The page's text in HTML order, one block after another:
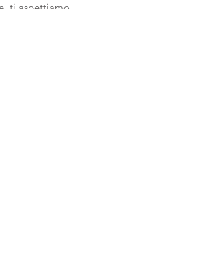
ti aspettiamo.